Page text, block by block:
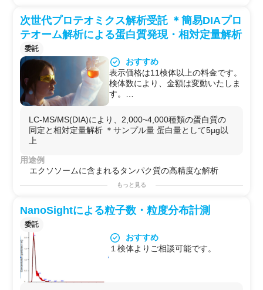
次世代プロテオミクス解析受託 ＊簡易DIAプロ
テオーム解析による蛋白質発現・相対定量解析
委託
おすすめ
表示価格は11検体以上の料金です。
検体数により、金額は変動いたしま
す。
・サンプルクリーンアップ処理も可
能です。（追加料金）
（サンプルがすでに何かの抽出液で
ます）
LC-MS/MS(DIA)により、2,000~4,000種類の蛋白質の
同定と相対定量解析 ＊サンプル量 蛋白量として5µg以
上
用途例
エクソソームに含まれるタンパク質の高精度な解析
もっと見る
NanoSightによる粒子数・粒度分布計測
委託
おすすめ
１検体よりご相談可能です。